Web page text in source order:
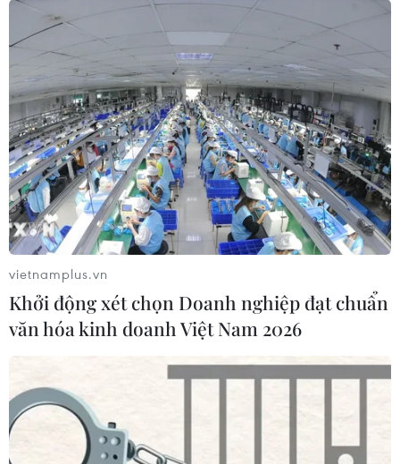
vietnamplus.vn
Khởi động xét chọn Doanh nghiệp đạt chuẩn
văn hóa kinh doanh Việt Nam 2026